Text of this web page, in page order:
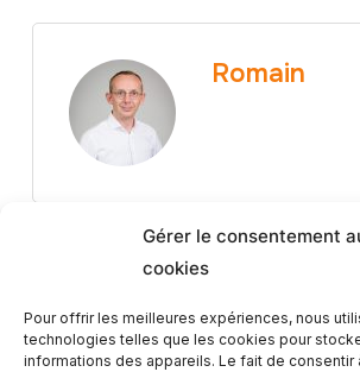
Gérer le consentement
cookies
Pour offrir les meilleures expériences, nous
technologies telles que les cookies pour
informations des appareils. Le fait de consentir
Romain
Article Précédent